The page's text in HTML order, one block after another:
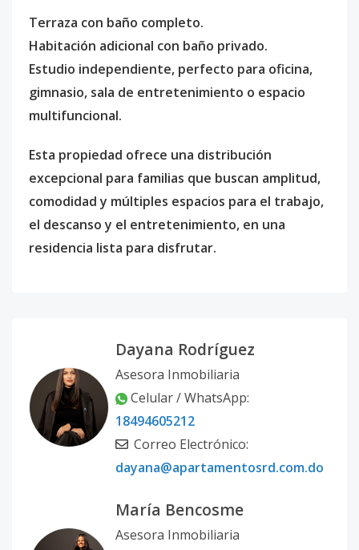
Terraza con baño completo.
Habitación adicional con baño privado.
Estudio independiente, perfecto para oficina,
gimnasio, sala de entretenimiento o espacio
multifuncional.
Esta propiedad ofrece una distribución
excepcional para familias que buscan amplitud,
comodidad y múltiples espacios para el trabajo,
el descanso y el entretenimiento, en una
residencia lista para disfrutar.
Dayana Rodríguez
Asesora Inmobiliaria
Celular / WhatsApp:
18494605212
Correo Electrónico:
dayana@apartamentosrd.com.do
María Bencosme
Asesora Inmobiliaria